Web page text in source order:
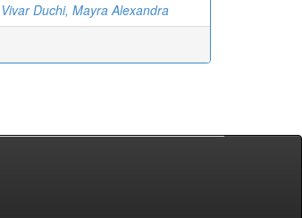
Vivar Duchi, Mayra Alexandra